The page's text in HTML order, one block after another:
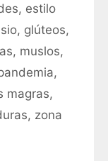
, estilo
, glúteos,
, muslos,
,
magras,
, zona